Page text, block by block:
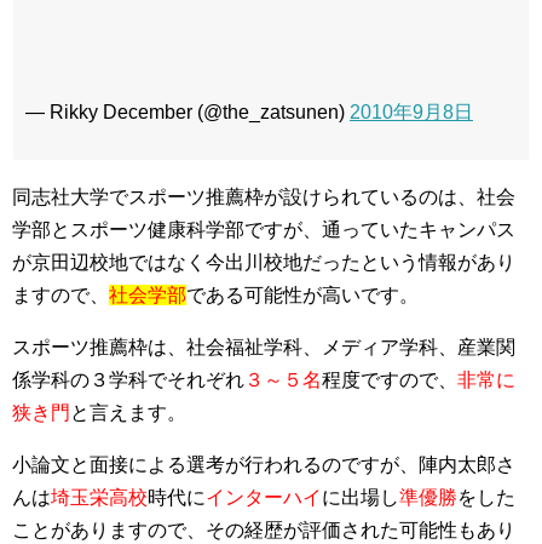
— Rikky December (@the_zatsunen) 2010年9月8日
同志社大学でスポーツ推薦枠が設けられているのは、社会
学部とスポーツ健康科学部ですが、通っていたキャンパス
が京田辺校地ではなく今出川校地だったという情報があり
ますので、 社会学部である可能性が高いです。
スポーツ推薦枠は、社会福祉学科、メディア学科、産業関
係学科の３学科でそれぞれ ３～５名程度ですので、 非常に
狭き門 と言えます。
小論文と面接による選考が行われるのですが、陣内太郎さ
んは埼玉栄高校時代にインターハイ に出場し準優勝をした
ことがありますので、その経歴が評価された可能性もあり